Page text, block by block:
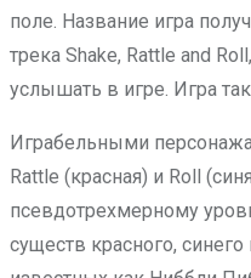
поле. Название игра
трека Shake, Rattle and
услышать в игре. Игра
Играбельными
Rattle (красная) и Roll
псевдотрехмерному
существ красного,